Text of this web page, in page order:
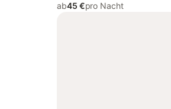
ab45 €pro Nacht